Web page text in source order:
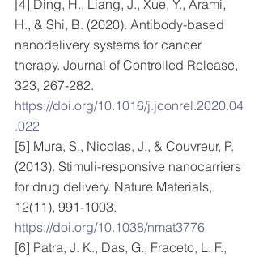
[4] Ding, H., Liang, J., Xue, Y., Arami,
H., & Shi, B. (2020). Antibody-based
nanodelivery systems for cancer
therapy. Journal of Controlled Release,
323, 267-282.
https://doi.org/10.1016/j.jconrel.2020.04
.022
[5] Mura, S., Nicolas, J., & Couvreur, P.
(2013). Stimuli-responsive nanocarriers
for drug delivery. Nature Materials,
12(11), 991-1003.
https://doi.org/10.1038/nmat3776
[6] Patra, J. K., Das, G., Fraceto, L. F.,